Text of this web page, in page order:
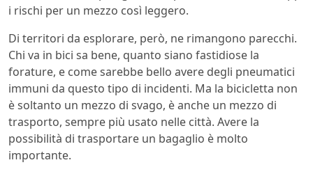
i rischi per un mezzo così leggero.
Di territori da esplorare, però, ne rimangono parecchi.
Chi va in bici sa bene, quanto siano fastidiose la
forature, e come sarebbe bello avere degli pneumatici
immuni da questo tipo di incidenti. Ma la bicicletta non
è soltanto un mezzo di svago, è anche un mezzo di
trasporto, sempre più usato nelle città. Avere la
possibilità di trasportare un bagaglio è molto
importante.